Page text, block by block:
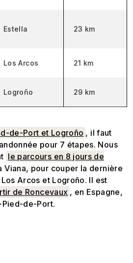
Estella 23 km
Los Arcos 21 km
Logroño 29 km
de-Port et Logroño , il faut
pour 7 étapes. Nous
le parcours en 8 jours de
Viana, pour couper la dernière
Arcos et Logroño. Il est
de Roncevaux , en Espagne,
Pied-de-Port.